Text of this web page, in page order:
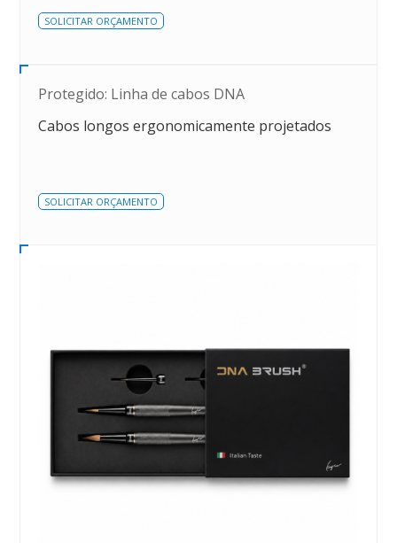
SOLICITAR ORÇAMENTO
Protegido: Linha de cabos DNA
Cabos longos ergonomicamente projetados
SOLICITAR ORÇAMENTO